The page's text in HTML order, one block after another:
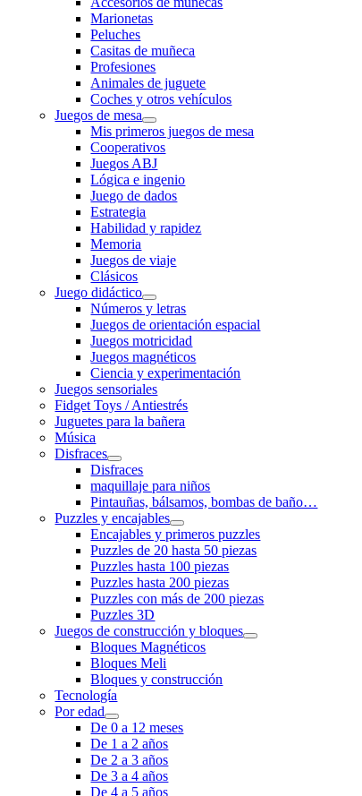
Marionetas
Peluches
Casitas de muñeca
Profesiones
Animales de juguete
Coches y otros vehículos
Juegos de mesa
Mis primeros juegos de mesa
Cooperativos
Juegos ABJ
Lógica e ingenio
Juego de dados
Estrategia
Habilidad y rapidez
Memoria
Juegos de viaje
Clásicos
Juego didáctico
Números y letras
Juegos de orientación espacial
Juegos motricidad
Juegos magnéticos
Ciencia y experimentación
Juegos sensoriales
Fidget Toys / Antiestrés
Juguetes para la bañera
Música
Disfraces
Disfraces
maquillaje para niños
Pintauñas, bálsamos, bombas de baño…
Puzzles y encajables
Encajables y primeros puzzles
Puzzles de 20 hasta 50 piezas
Puzzles hasta 100 piezas
Puzzles hasta 200 piezas
Puzzles con más de 200 piezas
Puzzles 3D
Juegos de construcción y bloques
Bloques Magnéticos
Bloques Meli
Bloques y construcción
Tecnología
Por edad
De 0 a 12 meses
De 1 a 2 años
De 2 a 3 años
De 3 a 4 años
De 4 a 5 años